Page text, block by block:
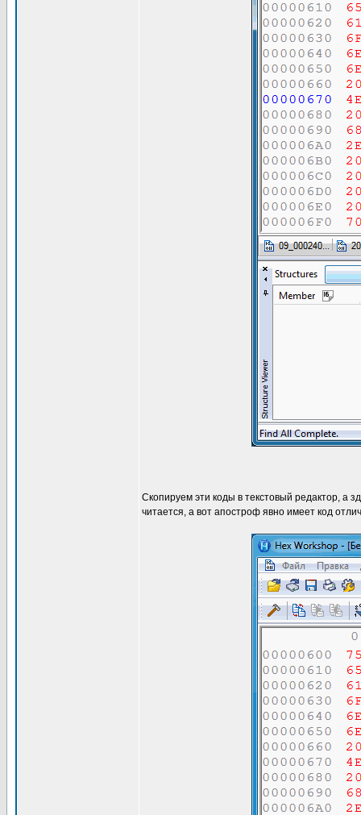
Скопируем эти коды в текстовый редактор, а
читается, а вот апостроф явно имеет код